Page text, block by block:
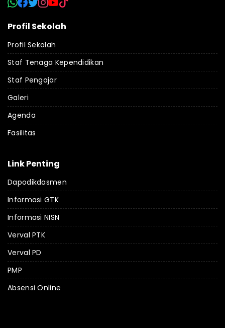
Profil Sekolah
Profil Sekolah
Staf Tenaga Kependidikan
Staf Pengajar
Galeri
Agenda
Fasilitas
Link Penting
Dapodikdasmen
Informasi GTK
Informasi NISN
Verval PTK
Verval PD
PMP
Absensi Online